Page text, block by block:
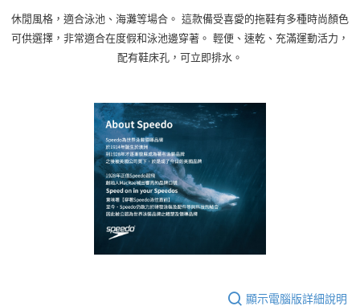
休閒風格，適合泳池、海灘等場合。 這款備受喜愛的拖鞋有多種時尚顏色
可供選擇，非常適合在度假和泳池邊穿著。 輕便、速乾、充滿運動活力，
配有鞋床孔，可立即排水。
顯示電腦版詳細說明